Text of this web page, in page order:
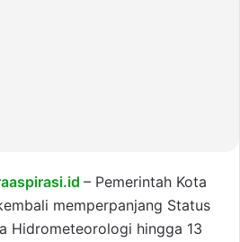
– Pemerintah Kota
memperpanjang Status
Hidrometeorologi hingga 13